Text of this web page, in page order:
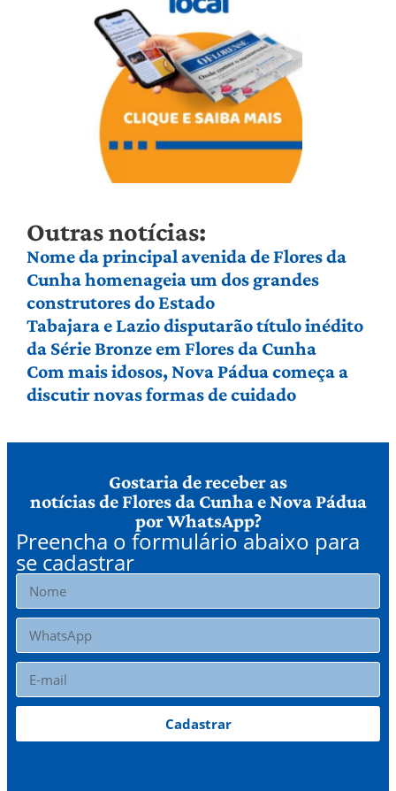
Outras notícias:
Nome da principal avenida de Flores da
Cunha homenageia um dos grandes
construtores do Estado
Tabajara e Lazio disputarão título inédito
da Série Bronze em Flores da Cunha
Com mais idosos, Nova Pádua começa a
discutir novas formas de cuidado
Gostaria de receber as
notícias de Flores da Cunha e Nova Pádua
por WhatsApp?
Preencha o formulário abaixo para
se cadastrar
Cadastrar